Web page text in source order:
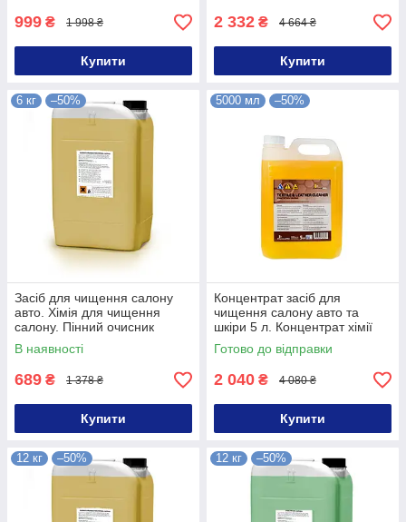
999 ₴ 1 998 ₴
Купити
2 332 ₴ 4 664 ₴
Купити
6 кг –50%
Засіб для чищення салону
авто. Хімія для чищення
салону. Пінний очисник
салону 6 кг
В наявності
689 ₴ 1 378 ₴
Купити
5000 мл –50%
Концентрат засіб для
чищення салону авто та
шкіри 5 л. Концентрат хімії
для чищення салону та шкіри
Готово до відправки
2 040 ₴ 4 080 ₴
Купити
12 кг –50% 12 кг –50%